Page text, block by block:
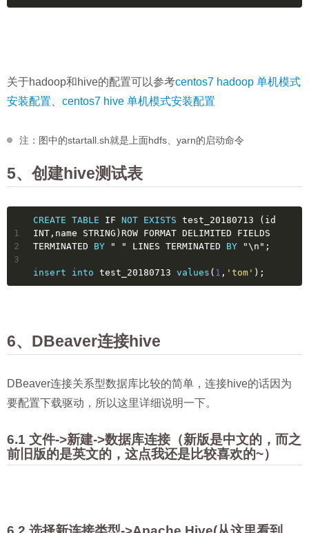
关于hadoop和hive的配置可以参考centos7 hadoop 单机模式
安装配置
centos7 hive 单机模式安装配置
注：图中的startall.sh就是上面hdfs、yarn的启动命令
5、创建hive测试表
1
2
3
CREATE TABLE IF NOT EXISTS
INT ,name STRING) ROW FORMAT DELIMITED FIELDS
TERMINATED BY " " LINES TERMINATED BY "\n";
insert into test_20180713 values ( 1 , 'tom' );
6、DBeaver连接hive
DBeaver连接关系型数据库比较的简单，连接hive的话因为
要配置下载驱动，所以这里详细说明一下。
6.1 文件->新建->数据库连接（新版是中文的，而之
前旧版的是英文的，这点我还是比较喜欢的~）